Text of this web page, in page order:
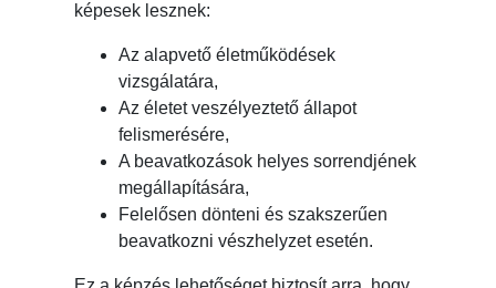
képesek lesznek:
Az alapvető életműködések
vizsgálatára,
Az életet veszélyeztető állapot
felismerésére,
A beavatkozások helyes sorrendjének
megállapítására,
Felelősen dönteni és szakszerűen
beavatkozni vészhelyzet esetén.